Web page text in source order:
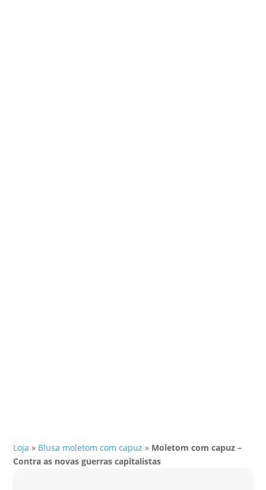
Loja » Blusa moletom com capuz » Moletom com capuz –
Contra as novas guerras capitalistas